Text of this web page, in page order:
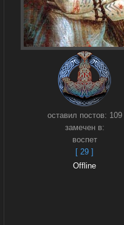
оставил постов: 109
замечен в:
воспет
[ 29 ]
Offline